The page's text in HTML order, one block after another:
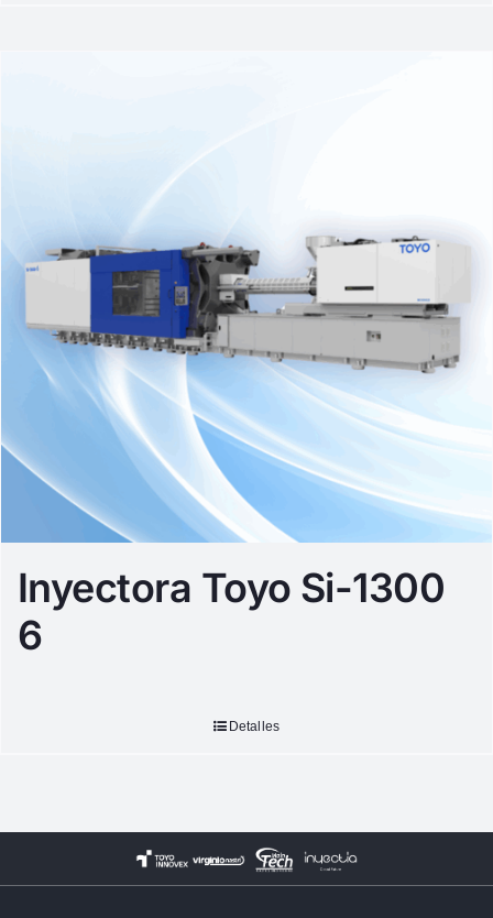
Inyectora Toyo Si-1300
6
Detalles